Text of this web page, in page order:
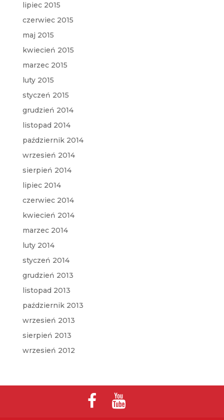
lipiec 2015
czerwiec 2015
maj 2015
kwiecień 2015
marzec 2015
luty 2015
styczeń 2015
grudzień 2014
listopad 2014
październik 2014
wrzesień 2014
sierpień 2014
lipiec 2014
czerwiec 2014
kwiecień 2014
marzec 2014
luty 2014
styczeń 2014
grudzień 2013
listopad 2013
październik 2013
wrzesień 2013
sierpień 2013
wrzesień 2012